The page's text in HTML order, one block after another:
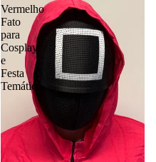
Vermelho
Fato
para
Cosplay
e
Festa
Temática